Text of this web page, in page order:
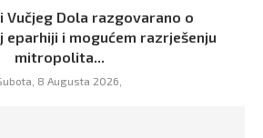
Vučjeg Dola razgovarano o
eparhiji i mogućem razrješenju
mitropolita...
8 Augusta 2026,